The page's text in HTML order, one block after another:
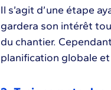
Il s’agit d’une étape
gardera son intérêt
du chantier.
planification globale